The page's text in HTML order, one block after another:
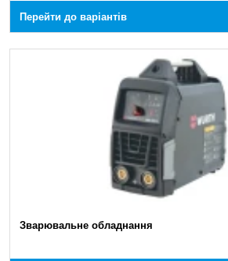
Перейти до варіантів
Зварювальне обладнання